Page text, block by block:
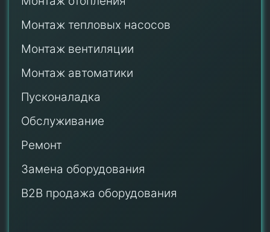
Монтаж тепловых насосов
Монтаж вентиляции
Монтаж автоматики
Пусконаладка
Обслуживание
Ремонт
Замена оборудования
B2B продажа оборудования